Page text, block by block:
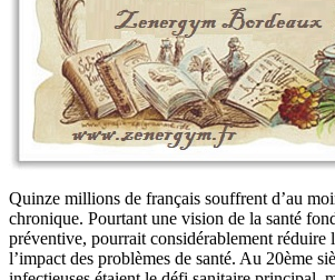
Quinze millions de français souffrent d’au
chronique. Pourtant une vision de la santé
préventive, pourrait considérablement réduire
l’impact des problèmes de santé. Au 20ème